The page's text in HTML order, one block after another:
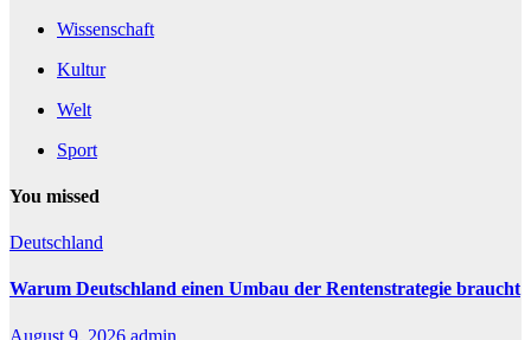
Wissenschaft
Kultur
Welt
Sport
You missed
Deutschland
Warum Deutschland einen Umbau der Rentenstrategie braucht
August 9, 2026 admin